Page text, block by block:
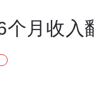
个月收入